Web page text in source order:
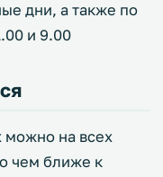
дни, а также по
и 9.00
можно на всех
чем ближе к